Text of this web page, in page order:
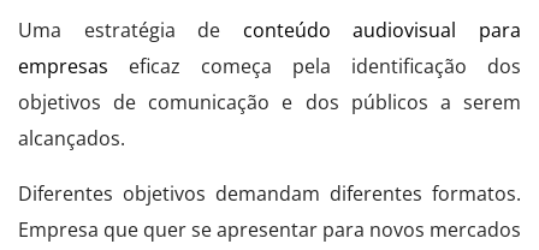
Uma estratégia de conteúdo audiovisual para
empresas eficaz começa pela identificação dos
objetivos de comunicação e dos públicos a serem
alcançados.
Diferentes objetivos demandam diferentes formatos.
Empresa que quer se apresentar para novos mercados